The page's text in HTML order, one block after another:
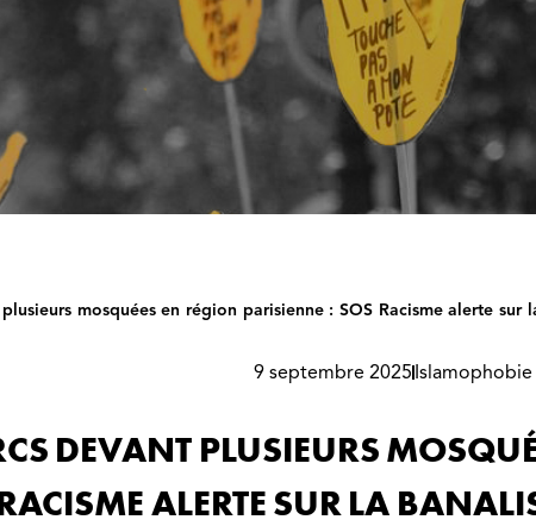
mosquées en région parisienne : SOS Racisme alerte
9 septembre 2025 Islamophobie
DEVANT PLUSIEURS
ALERTE SUR LA